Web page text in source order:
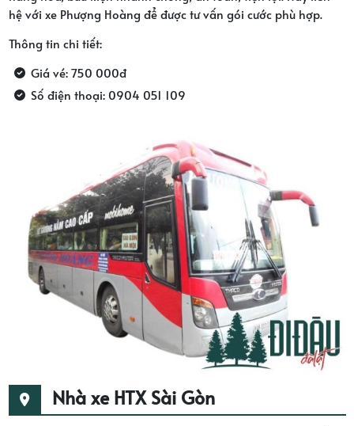
hệ với xe Phượng Hoàng để được tư vấn gói cước phù hợp.
Thông tin chi tiết:
Giá vé: 750 000đ
Số điện thoại: 0904 051 109
Nhà xe HTX Sài Gòn